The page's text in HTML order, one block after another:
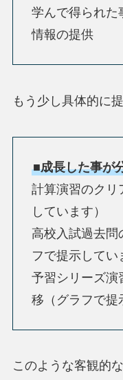
学んで得られた
情報の提供
もう少し具体的に
■成長した事が
計算演習のクリ
しています）
高校入試過去問
フで提示してい
予習シリーズ演
移（グラフで提
このような客観的